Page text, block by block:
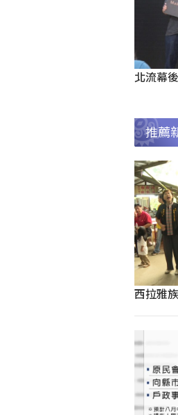
北流幕
推薦
西拉雅